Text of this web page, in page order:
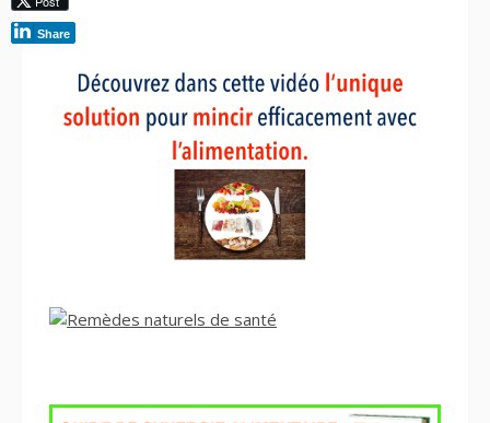
Share